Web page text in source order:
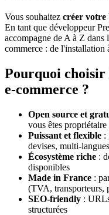
Vous souhaitez créer votre
En tant que développeur
accompagne de A à Z dans
commerce : de l'installation
Pourquoi choisir
e-commerce ?
Open source et
vous êtes
Puissant et flexible :
devises, multi-langues
Écosystème riche :
disponibles
Made in France :
(TVA, transporteurs,
SEO-friendly :
structurées